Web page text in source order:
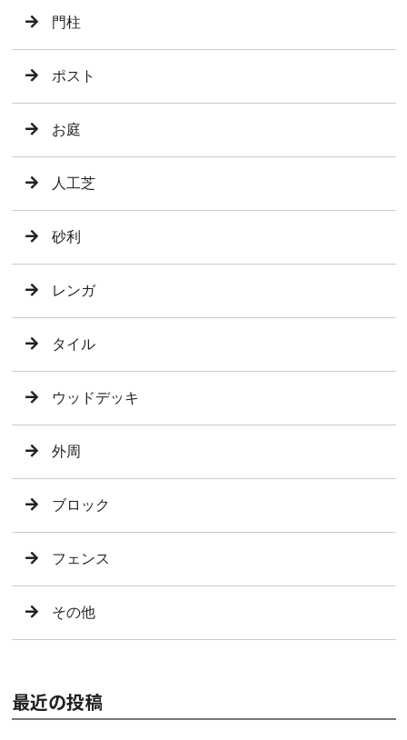
門柱
ポスト
お庭
人工芝
砂利
レンガ
タイル
ウッドデッキ
外周
ブロック
フェンス
その他
最近の投稿